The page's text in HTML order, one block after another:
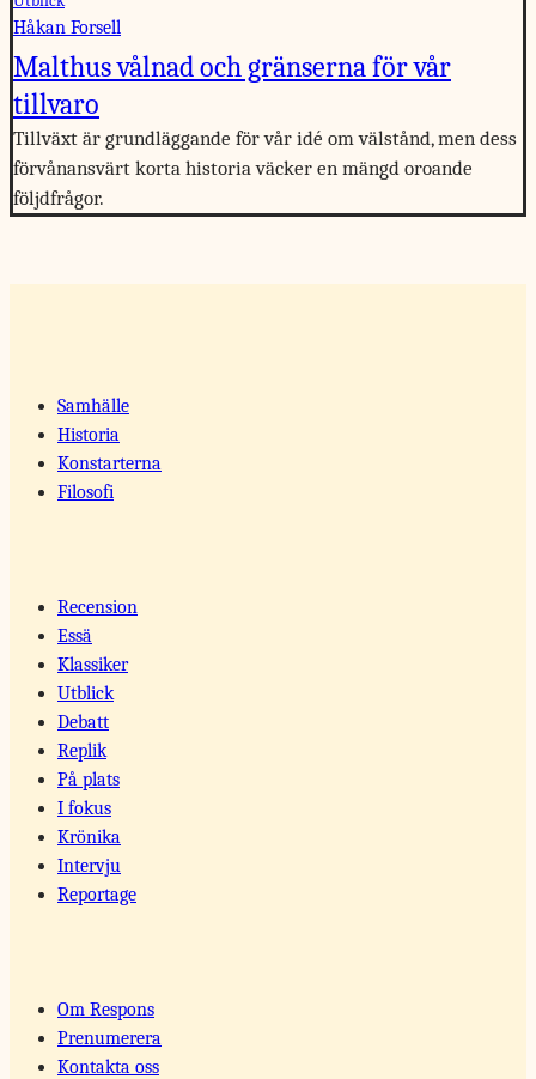
Håkan Forsell
Malthus vålnad och gränserna för vår
tillvaro
Tillväxt är grundläggande för vår idé om välstånd, men dess
förvånansvärt korta historia väcker en mängd oroande
följdfrågor.
Samhälle
Historia
Konstarterna
Filosofi
Recension
Essä
Klassiker
Utblick
Debatt
Replik
På plats
I fokus
Krönika
Intervju
Reportage
Om Respons
Prenumerera
Kontakta oss